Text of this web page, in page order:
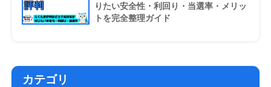
りたい安全性・利回り・当選率・メリッ
トを完全整理ガイド
カテゴリ